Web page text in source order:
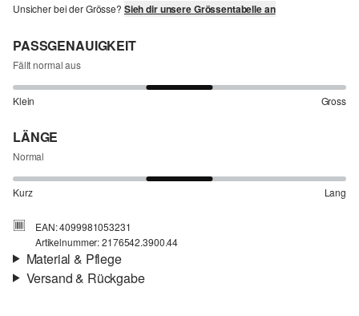
Unsicher bei der Grösse? Sieh dir unsere Grössentabelle an
PASSGENAUIGKEIT
Fällt normal aus
Klein Gross
LÄNGE
Normal
Kurz Lang
EAN: 4099981053231
Artikelnummer: 2176542.3900.44
Material & Pflege
Versand & Rückgabe